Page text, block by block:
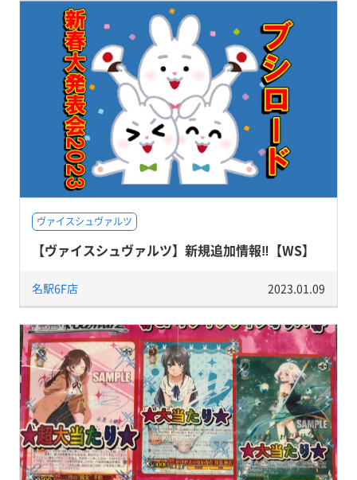
ヴァイスシュヴァルツ
【ヴァイスシュヴァルツ】新規追加情報‼【WS】
名駅6F店 2023.01.09